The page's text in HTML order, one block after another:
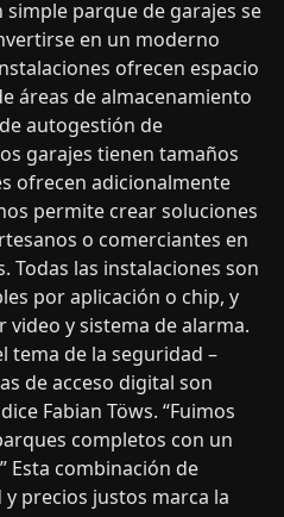
parque de garajes se
en un moderno
ofrecen espacio
áreas de almacenamiento
autogestión de
garajes tienen tamaños
ofrecen adicionalmente
permite crear soluciones
o comerciantes en
Todas las instalaciones son
por aplicación o chip, y
y sistema de alarma.
tema de la seguridad –
de acceso digital son
Fabian Töws. “Fuimos
completos con un
Esta combinación de
precios justos marca la